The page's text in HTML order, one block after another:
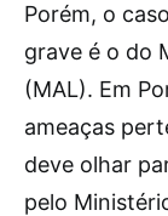
Porém, o
grave é o do
(MAL). Em
ameaças
deve olhar
pelo